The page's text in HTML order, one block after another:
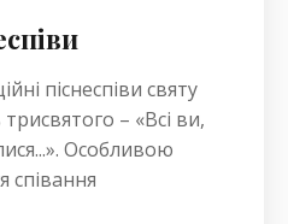
піснеспіви святу
– «Всі ви,
Особливою
співання